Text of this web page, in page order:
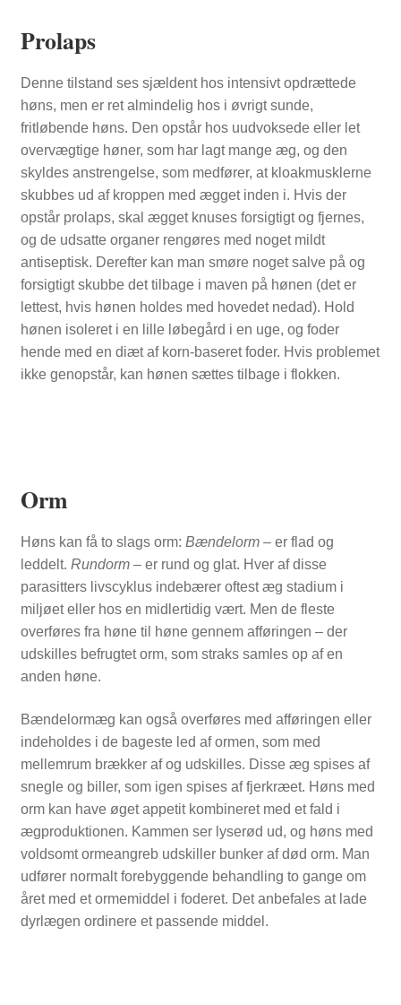
Prolaps
Denne tilstand ses sjældent hos intensivt opdrættede
høns, men er ret almindelig hos i øvrigt sunde,
fritløbende høns. Den opstår hos uudvoksede eller let
overvægtige høner, som har lagt mange æg, og den
skyldes anstrengelse, som medfører, at kloakmusklerne
skubbes ud af kroppen med ægget inden i. Hvis der
opstår prolaps, skal ægget knuses forsigtigt og fjernes,
og de udsatte organer rengøres med noget mildt
antiseptisk. Derefter kan man smøre noget salve på og
forsigtigt skubbe det tilbage i maven på hønen (det er
lettest, hvis hønen holdes med hovedet nedad). Hold
hønen isoleret i en lille løbegård i en uge, og foder
hende med en diæt af korn-baseret foder. Hvis problemet
ikke genopstår, kan hønen sættes tilbage i flokken.
Orm
Høns kan få to slags orm: Bændelorm – er flad og
leddelt. Rundorm –er rund og glat. Hver af disse
parasitters livscyklus indebærer oftest æg stadium i
miljøet eller hos en midlertidig vært. Men de fleste
overføres fra høne til høne gennem afføringen – der
udskilles befrugtet orm, som straks samles op af en
anden høne.
Bændelormæg kan også overføres med afføringen eller
indeholdes i de bageste led af ormen, som med
mellemrum brækker af og udskilles. Disse æg spises af
snegle og biller, som igen spises af fjerkræet. Høns med
orm kan have øget appetit kombineret med et fald i
ægproduktionen. Kammen ser lyserød ud, og høns med
voldsomt ormeangreb udskiller bunker af død orm. Man
udfører normalt forebyggende behandling to gange om
året med et ormemiddel i foderet. Det anbefales at lade
dyrlægen ordinere et passende middel.